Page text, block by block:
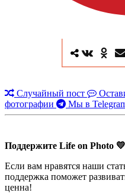
Случайный пост
фотографии
Мы в
Поддержите Life on Photo 💛
Если вам нравятся наши
поддержка поможет
ценна!